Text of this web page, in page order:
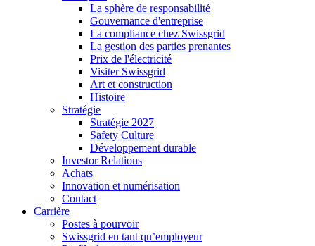
La sphère de responsabilité
Gouvernance d'entreprise
La compliance chez Swissgrid
La gestion des parties prenantes
Prix de l'électricité
Visiter Swissgrid
Art et construction
Histoire
Stratégie
Stratégie 2027
Safety Culture
Développement durable
Investor Relations
Achats
Innovation et numérisation
Contact
Carrière
Postes à pourvoir
Swissgrid en tant qu’employeur